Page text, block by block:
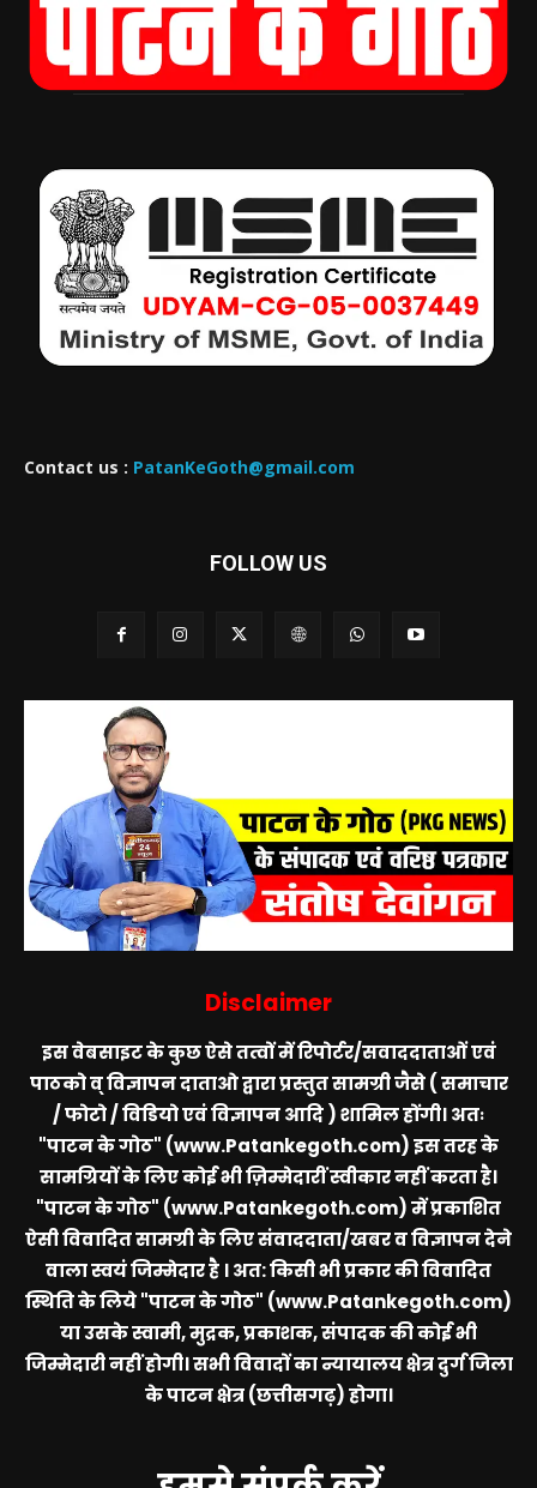
Contact us : PatanKeGoth@gmail.com
FOLLOW US
Disclaimer
इस वेबसाइट के कुछ ऐसे तत्वों में रिपोर्टर/सवाददाताओं एवं
पाठको व् विज्ञापन दाताओ द्वारा प्रस्तुत सामग्री जैसे ( समाचार
/ फोटो / विडियो एवं विज्ञापन आदि ) शामिल होंगी। अतः
"पाटन के गोठ" (www.Patankegoth.com)इस तरह के
सामग्रियों के लिए कोई भी ज़िम्मेदारीं स्वीकार नहीं करता है।
"पाटन के गोठ" (www.Patankegoth.com)में प्रकाशित
ऐसी विवादित सामग्री के लिए संवाददाता/खबर व विज्ञापन देने
वाला स्वयं जिम्मेदार है । अत: किसी भी प्रकार की विवादित
स्थिति के लिये"पाटन के गोठ" (www.Patankegoth.com)
या उसके स्वामी, मुद्रक, प्रकाशक, संपादक की कोई भी
जिम्मेदारी नहीं होगी। सभी विवादों का न्यायालय क्षेत्र दुर्ग जिला
के पाटन क्षेत्र (छत्तीसगढ़) होगा।